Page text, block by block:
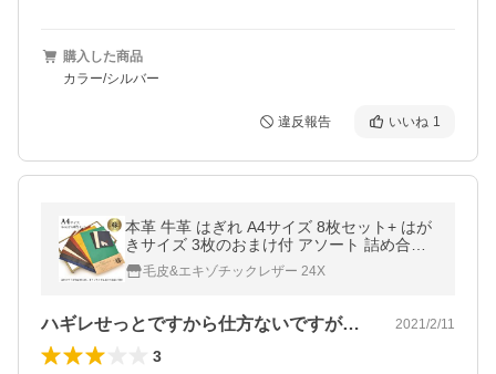
購入した商品
カラー/シルバー
違反報告 いいね 1
本革 牛革 はぎれ A4サイズ 8枚セット+ はが
きサイズ 3枚のおまけ付 アソート 詰め合わ
せ レザークラフト ハギレ 端革 福袋 革材料
ネコポス 送料無料 No.807255
毛皮&エキゾチックレザー 24X
ハギレせっとですから仕方ないですが実際… 2021/2/11
3